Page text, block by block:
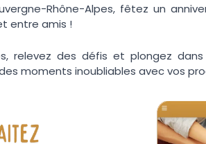
Rhône-Alpes, fêtez un
entre amis !
relevez des défis et plongez
moments inoubliables avec vos